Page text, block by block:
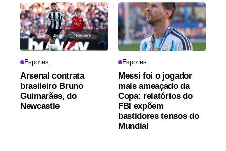
Esportes
Arsenal contrata
brasileiro Bruno
Guimarães, do
Newcastle
Esportes
Messi foi o jogador
mais ameaçado da
Copa: relatórios do
FBI expõem
bastidores tensos do
Mundial